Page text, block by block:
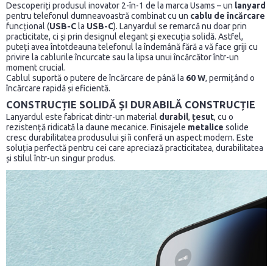
Descoperiți produsul inovator 2-în-1 de la marca Usams – un lanyard
pentru telefonul dumneavoastră combinat cu un cablu de încărcare
funcțional (USB-C la USB-C). Lanyardul se remarcă nu doar prin
practicitate, ci și prin designul elegant și execuția solidă. Astfel,
puteți avea întotdeauna telefonul la îndemână fără a vă face griji cu
privire la cablurile încurcate sau la lipsa unui încărcător într-un
moment crucial.
Cablul suportă o putere de încărcare de până la 60 W, permițând o
încărcare rapidă și eficientă.
CONSTRUCȚIE SOLIDĂ ȘI DURABILĂ CONSTRUCȚIE
Lanyardul este fabricat dintr-un material durabil, țesut, cu o
rezistență ridicată la daune mecanice. Finisajele metalice solide
cresc durabilitatea produsului și îi conferă un aspect modern. Este
soluția perfectă pentru cei care apreciază practicitatea, durabilitatea
și stilul într-un singur produs.